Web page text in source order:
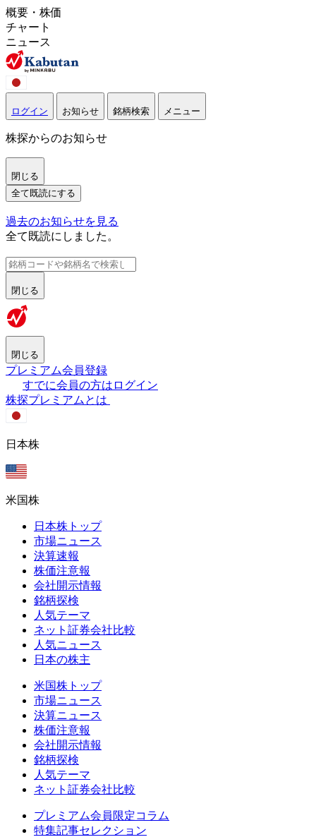
概要・株価
チャート
ニュース
ログイン お知らせ 銘柄検索 メニュー
株探からのお知らせ
閉じる
全て既読にする
過去のお知らせを見る
全て既読にしました。
閉じる
閉じる
プレミアム会員登録
すでに会員の方はログイン
株探プレミアムとは
日本株
米国株
日本株トップ
市場ニュース
決算速報
株価注意報
会社開示情報
銘柄探検
人気テーマ
ネット証券会社比較
人気ニュース
日本の株主
米国株トップ
市場ニュース
決算ニュース
株価注意報
会社開示情報
銘柄探検
人気テーマ
ネット証券会社比較
プレミアム会員限定コラム
特集記事セレクション